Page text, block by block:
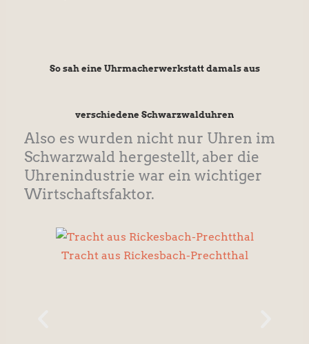
So sah eine Uhrmacherwerkstatt damals aus
verschiedene Schwarzwalduhren
Also es wurden nicht nur Uhren im
Schwarzwald hergestellt, aber die
Uhrenindustrie war ein wichtiger
Wirtschaftsfaktor.
Tracht aus Rickesbach-Prechtthal